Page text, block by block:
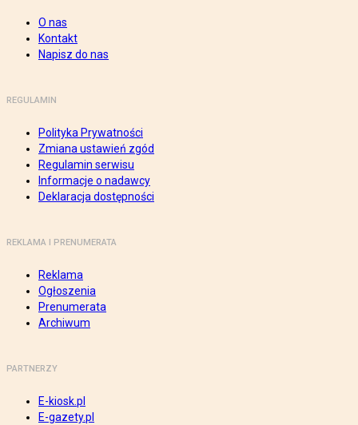
O nas
Kontakt
Napisz do nas
REGULAMIN
Polityka Prywatności
Zmiana ustawień zgód
Regulamin serwisu
Informacje o nadawcy
Deklaracja dostępności
REKLAMA I PRENUMERATA
Reklama
Ogłoszenia
Prenumerata
Archiwum
PARTNERZY
E-kiosk.pl
E-gazety.pl